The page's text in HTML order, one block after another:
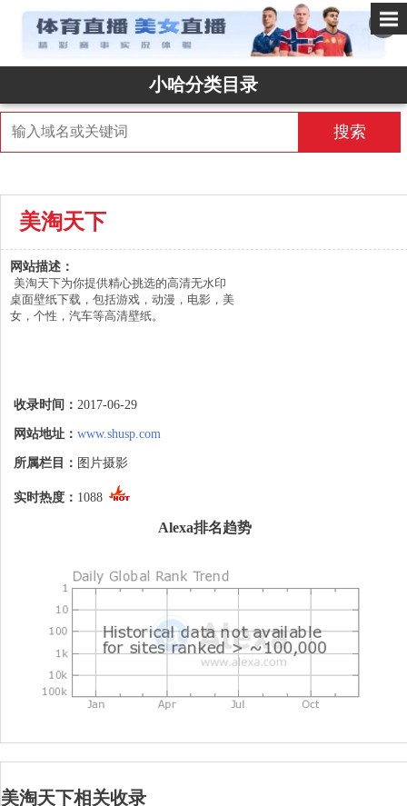
✕
小哈分类目录
搜索
美淘天下
网站描述：
美淘天下为你提供精心挑选的高清无水印
桌面壁纸下载，包括游戏，动漫，电影，美
女，个性，汽车等高清壁纸。
收录时间： 2017-06-29
网站地址： www.shusp.com
所属栏目： 图片摄影
实时热度： 1088
Alexa排名趋势
美淘天下相关收录